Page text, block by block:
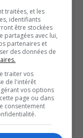
2013
traitées, et les
identifiants
être stockées
partagées avec lui,
partenaires et
des données de
traiter vos
de l'intérêt
vos options
page ou dans
consentement